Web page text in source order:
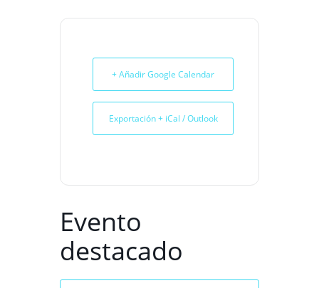
+ Añadir Google Calendar
Exportación + iCal / Outlook
Evento
destacado